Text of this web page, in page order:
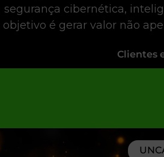
segurança cibernética,
objetivo é gerar valor não
Clientes